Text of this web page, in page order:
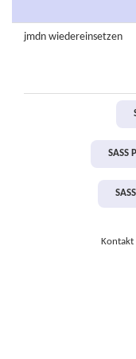
jmdn wiedereinsetzen
SASS
Kontakt